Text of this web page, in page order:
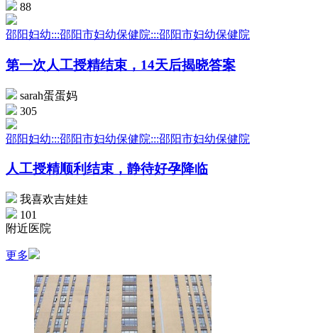
88
邵阳妇幼:::邵阳市妇幼保健院:::邵阳市妇幼保健院
第一次人工授精结束，14天后揭晓答案
sarah蛋蛋妈
305
邵阳妇幼:::邵阳市妇幼保健院:::邵阳市妇幼保健院
人工授精顺利结束，静待好孕降临
我喜欢吉娃娃
101
附近医院
更多